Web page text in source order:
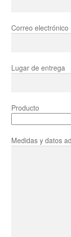
Correo electrónico
Lugar de entrega
Producto
Medidas y datos